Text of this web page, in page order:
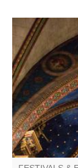
Discover the
Gothic